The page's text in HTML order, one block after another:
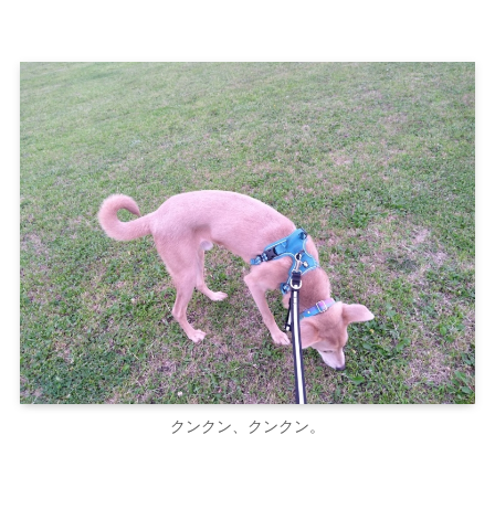
クンクン、クンクン。